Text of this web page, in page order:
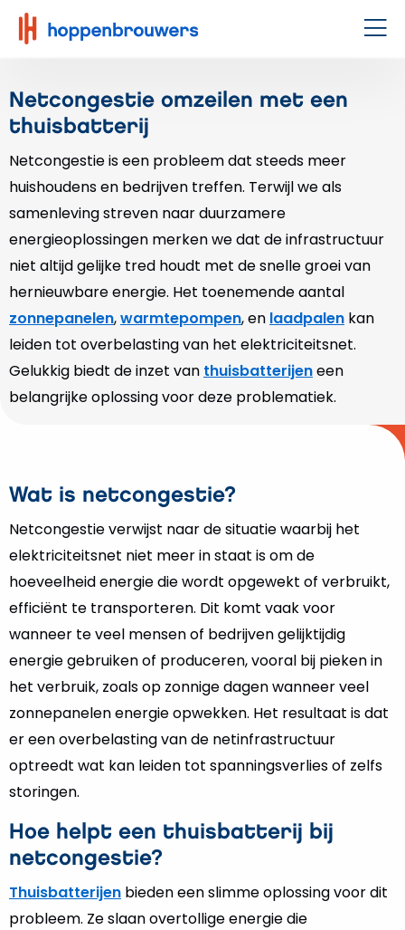
Hoppenbrouwers
|
techniek
leeft
Netcongestie omzeilen met een
thuisbatterij
Netcongestie is een probleem dat steeds meer
huishoudens en bedrijven treffen. Terwijl we als
samenleving streven naar duurzamere
energieoplossingen merken we dat de infrastructuur
niet altijd gelijke tred houdt met de snelle groei van
hernieuwbare energie. Het toenemende aantal
zonnepanelen,warmtepompen, en laadpalen kan
leiden tot overbelasting van het elektriciteitsnet.
Gelukkig biedt de inzet van thuisbatterijeneen
belangrijke oplossing voor deze problematiek.
Wat is netcongestie?
Netcongestie verwijst naar de situatie waarbij het
elektriciteitsnet niet meer in staat is om de
hoeveelheid energie die wordt opgewekt of verbruikt,
efficiënt te transporteren. Dit komt vaak voor
wanneer te veel mensen of bedrijven gelijktijdig
energie gebruiken of produceren, vooral bij pieken in
het verbruik, zoals op zonnige dagen wanneer veel
zonnepanelen energie opwekken. Het resultaat is dat
er een overbelasting van de netinfrastructuur
optreedt wat kan leiden tot spanningsverlies of zelfs
storingen.
Hoe helpt een thuisbatterij bij
netcongestie?
Thuisbatterijen bieden een slimme oplossing voor dit
probleem. Ze slaan overtollige energie die